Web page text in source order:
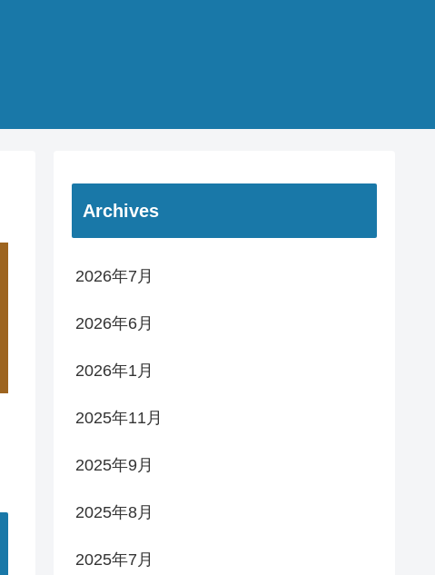
Archives
2026年7月
2026年6月
2026年1月
2025年11月
2025年9月
2025年8月
2025年7月